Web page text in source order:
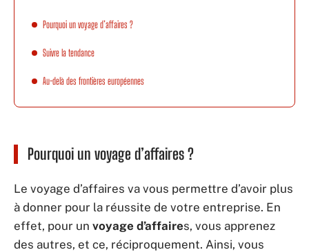
Pourquoi un voyage d’affaires ?
Suivre la tendance
Au-delà des frontières européennes
Pourquoi un voyage d’affaires ?
Le voyage d’affaires va vous permettre d’avoir plus
à donner pour la réussite de votre entreprise. En
effet, pour un voyage d’affaires, vous apprenez
des autres, et ce, réciproquement. Ainsi, vous